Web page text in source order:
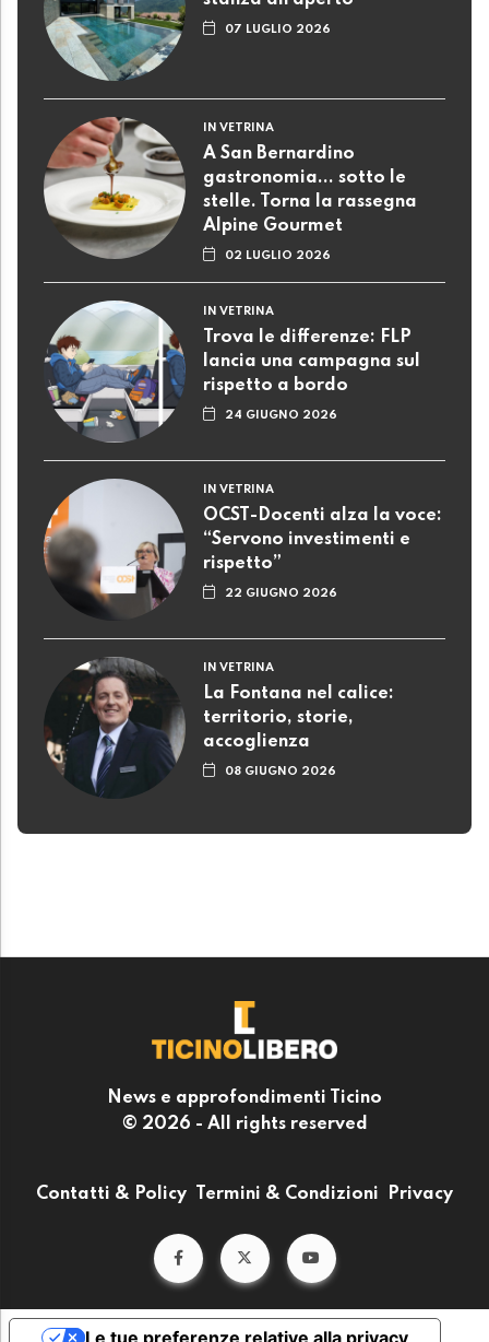
07 LUGLIO 2026
IN VETRINA
A San Bernardino
gastronomia... sotto le
stelle. Torna la rassegna
Alpine Gourmet
02 LUGLIO 2026
IN VETRINA
Trova le differenze: FLP
lancia una campagna sul
rispetto a bordo
24 GIUGNO 2026
IN VETRINA
OCST-Docenti alza la voce:
“Servono investimenti e
rispetto”
22 GIUGNO 2026
IN VETRINA
La Fontana nel calice:
territorio, storie,
accoglienza
08 GIUGNO 2026
News e approfondimenti Ticino
© 2026 - All rights reserved
Contatti & Policy Termini & Condizioni Privacy
Le tue preferenze relative alla privacy